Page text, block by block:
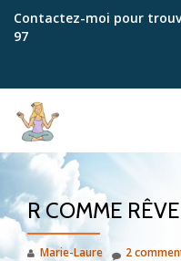
Aller
Contactez-moi pour
97
R COMME RÊVE
Marie-Laure 2